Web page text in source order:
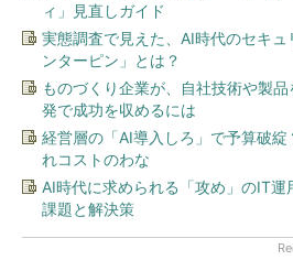
ィ」見直しガイド
実態調査で見えた、AI時代のセキ
ンターピン」とは？
ものづくり企業が、自社技術や製
発で成功を収めるには
経営層の「AI導入しろ」で予算破
れコストのわな
AI時代に求められる「攻め」のIT
課題と解決策